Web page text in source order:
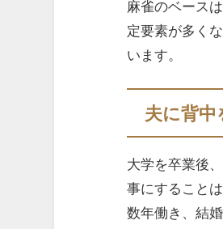
麻雀のベース
定要素が多く
います。
夫に背中
大学を卒業後
事にすること
数年働き、結